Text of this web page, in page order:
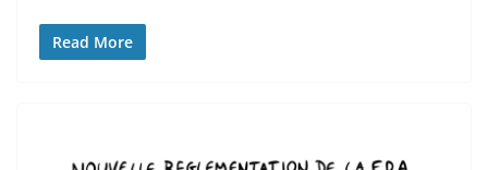
Read More